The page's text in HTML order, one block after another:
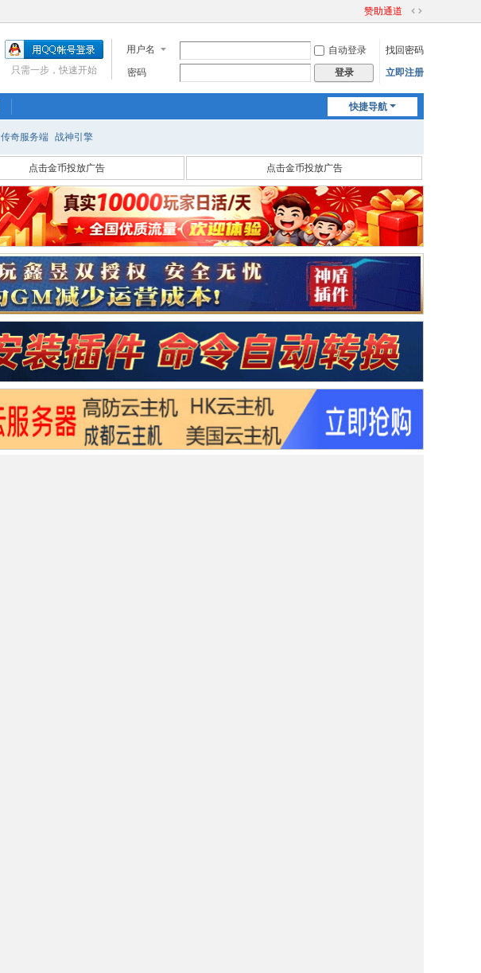
赞助通道
切
到
宽
用户名 自动登录
找回密码
密码
登录 立即注册
只需一步，快速开始
快捷导航
传奇服务端 战神引擎
点击金币投放广告 点击金币投放广告